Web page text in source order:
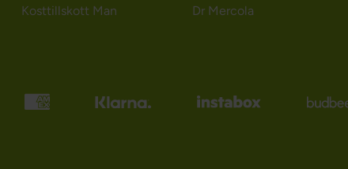
Kosttillskott Man
Dr Mercola